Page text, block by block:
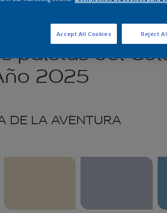
paletas del
2025
DE LA AVENTURA
Reject
Accept All Cookies